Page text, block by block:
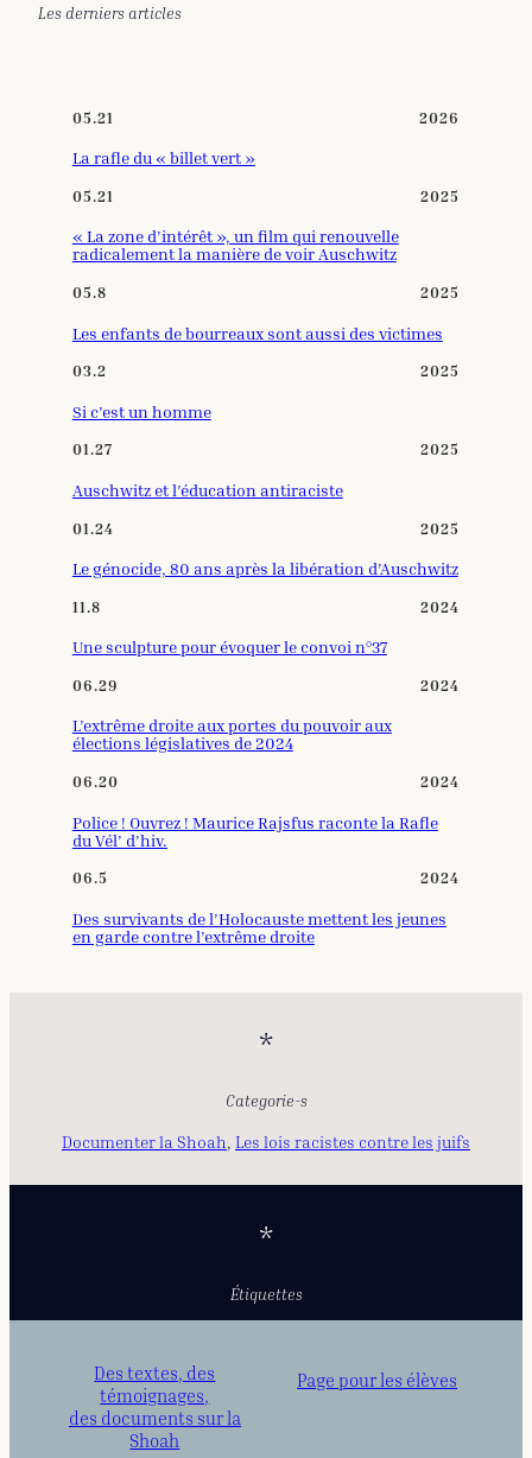
Les derniers articles
05.21 2026
La rafle du « billet vert »
05.21 2025
« La zone d’intérêt », un film qui renouvelle
radicalement la manière de voir Auschwitz
05.8 2025
Les enfants de bourreaux sont aussi des victimes
03.2 2025
Si c’est un homme
01.27 2025
Auschwitz et l’éducation antiraciste
01.24 2025
Le génocide, 80 ans après la libération d’Auschwitz
11.8 2024
Une sculpture pour évoquer le convoi n°37
06.29 2024
L’extrême droite aux portes du pouvoir aux
élections législatives de 2024
06.20 2024
Police ! Ouvrez ! Maurice Rajsfus raconte la Rafle
du Vél’ d’hiv.
06.5 2024
Des survivants de l’Holocauste mettent les jeunes
en garde contre l’extrême droite
*
Categorie-s
Documenter la Shoah, Les lois racistes contre les juifs
*
Étiquettes
Des textes, des
témoignages,
des documents sur la
Shoah
Page pour les élèves